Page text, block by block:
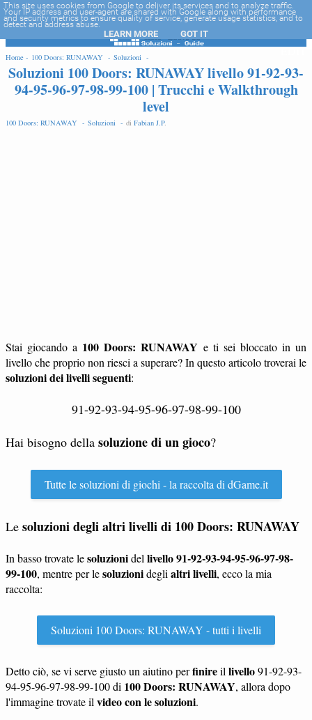
-->
Home - 100 Doors: RUNAWAY - Soluzioni -
Soluzioni 100 Doors: RUNAWAY livello 91-92-93-
94-95-96-97-98-99-100 | Trucchi e Walkthrough
level
100 Doors: RUNAWAY - Soluzioni - di Fabian J.P.
Stai giocando a 100 Doors: RUNAWAY e ti sei bloccato in un
livello che proprio non riesci a superare? In questo articolo troverai le
soluzioni dei livelli seguenti:
91-92-93-94-95-96-97-98-99-100
Hai bisogno della soluzione di un gioco?
Tutte le soluzioni di giochi - la raccolta di dGame.it
Le soluzioni degli altri livelli di 100 Doors: RUNAWAY
In basso trovate lesoluzionidel livello 91-92-93-94-95-96-97-98-
99-100, mentre per lesoluzionidegli altri livelli, ecco la mia
raccolta:
Soluzioni 100 Doors: RUNAWAY - tutti i livelli
Detto ciò, se vi serve giusto un aiutino perfinireil livello91-92-93-
94-95-96-97-98-99-100 di 100 Doors: RUNAWAY, allora dopo
l'immagine trovate il video con le soluzioni.
EDIT
This site uses cookies from Google to deliver its services and to analyze traffic.
Your IP address and user-agent are shared with Google along with performance
and security metrics to ensure quality of service, generate usage statistics, and to
detect and address abuse.
LEARN MORE GOT IT